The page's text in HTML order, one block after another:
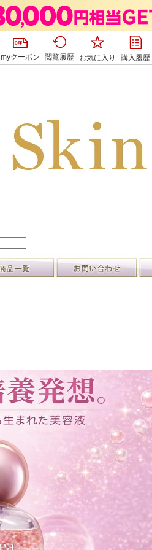
myクーポン 閲覧履歴 お気に入り 購入履歴